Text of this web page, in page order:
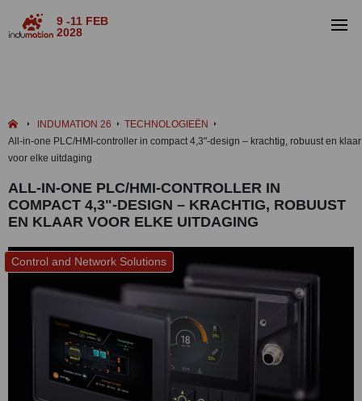
9 -11 FEB
2028
INDUMATION 26
TECHNOLOGIEËN
All-in-one PLC/HMI-controller in compact 4,3"-design – krachtig, robuust en klaar
voor elke uitdaging
ALL-IN-ONE PLC/HMI-CONTROLLER IN
COMPACT 4,3"-DESIGN – KRACHTIG, ROBUUST
EN KLAAR VOOR ELKE UITDAGING
Control and Network Solutions